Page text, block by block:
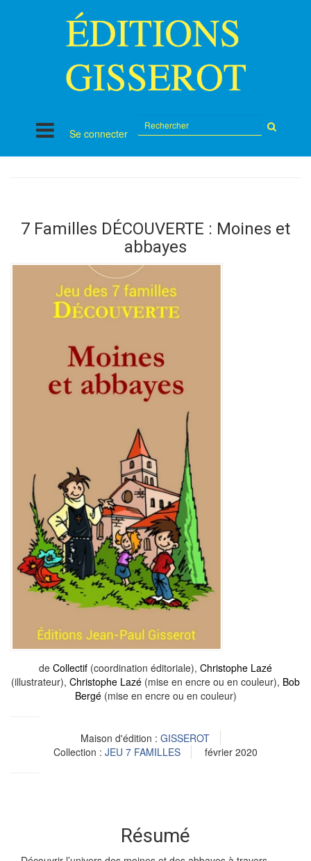
Se connecter
sur
7 Familles DÉCOUVERTE : Moines et
abbayes
de Collectif (coordination éditoriale), Christophe Lazé
(illustrateur), Christophe Lazé (mise en encre ou en couleur), Bob
Bergé(mise en encre ou en couleur)
Maison d'édition : GISSEROT
Collection : JEU 7 FAMILLES février 2020
Résumé